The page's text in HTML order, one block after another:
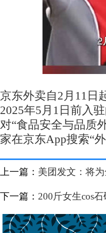
京东外卖自2月11日
2025年5月1日前入
对“食品安全与品质
家在京东App搜索“
上一篇： 美团发文：将
下一篇： 200斤女生cos